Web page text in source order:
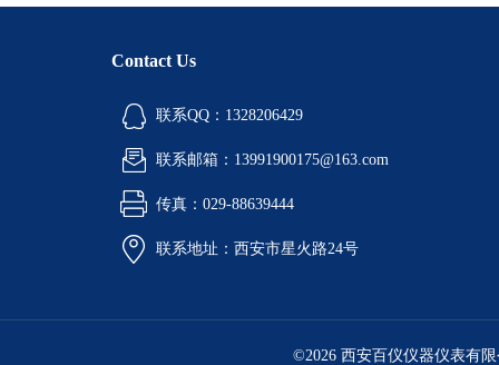
Contact Us
联系QQ：1328206429
联系邮箱：13991900175@163.com
传真：029-88639444
联系地址：西安市星火路24号
©2026 西安百仪仪器仪表有